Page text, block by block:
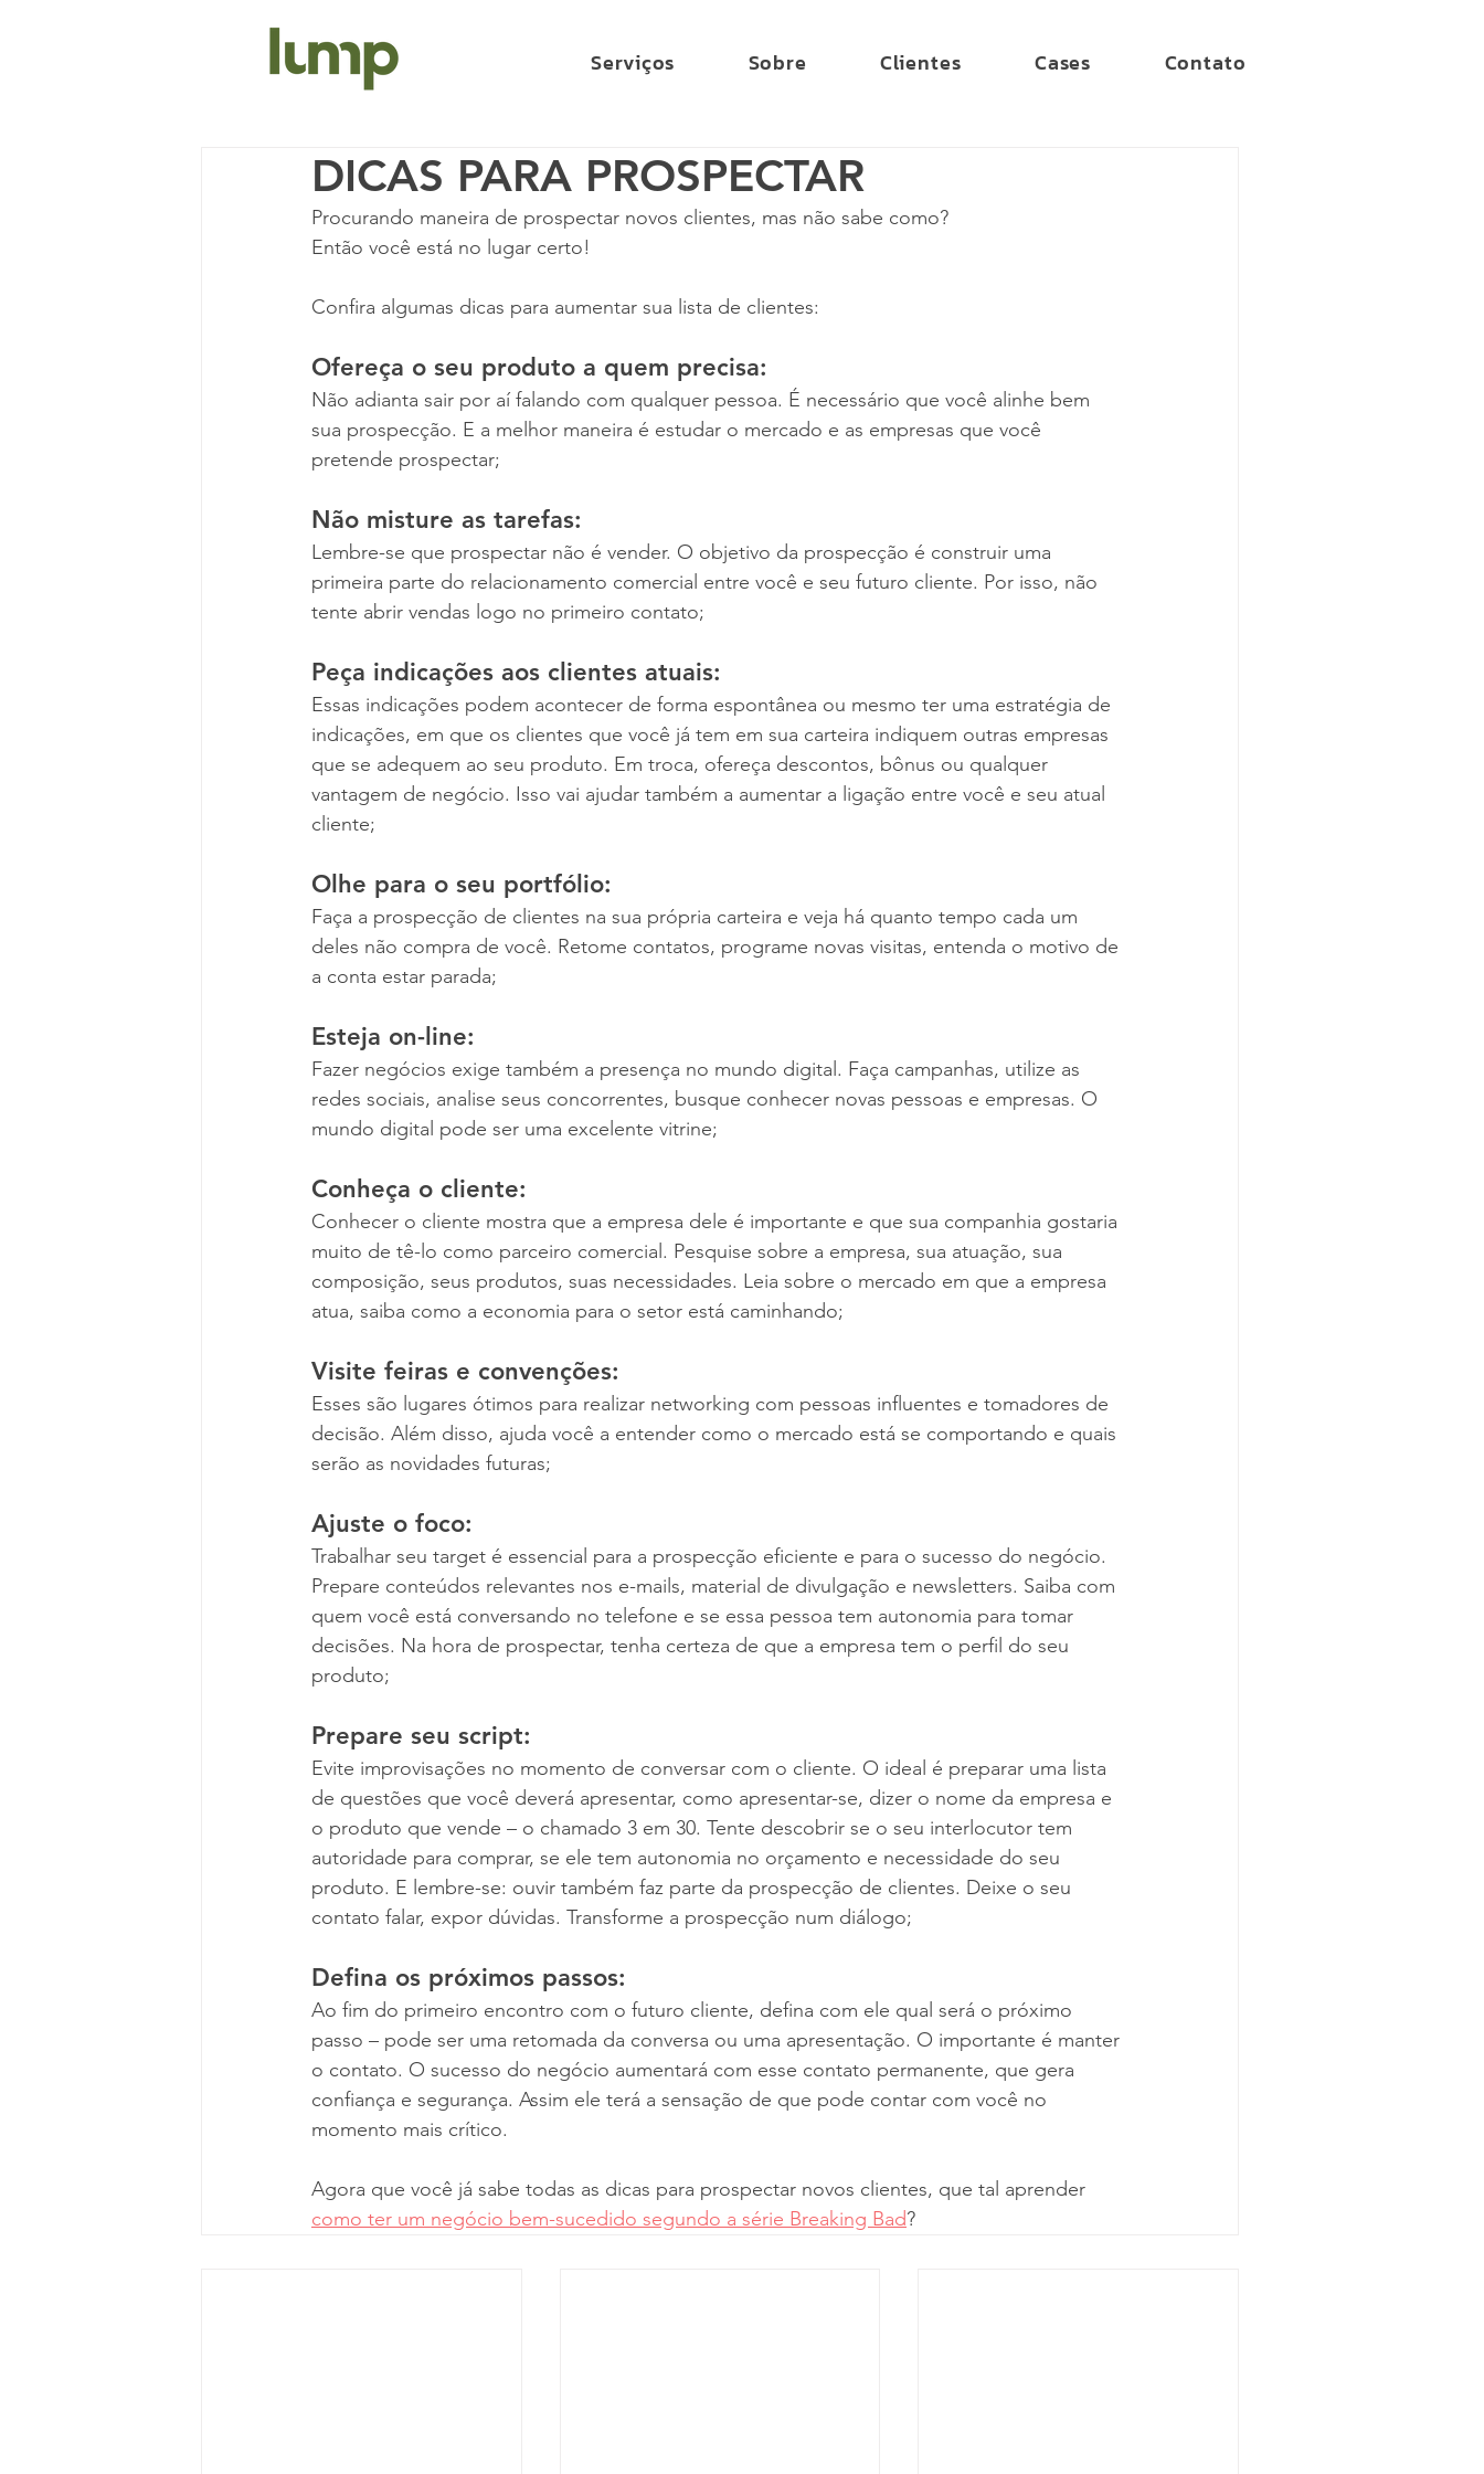
Serviços Sobre Clientes Cases Contato
DICAS PARA PROSPECTAR
Procurando maneira de prospectar novos clientes, mas não sabe como?
Então você está no lugar certo!
Confira algumas dicas para aumentar sua lista de clientes:
Ofereça o seu produto a quem precisa:
Não adianta sair por aí falando com qualquer pessoa. É necessário que você alinhe bem
sua prospecção. E a melhor maneira é estudar o mercado e as empresas que você
pretende prospectar;
Não misture as tarefas:
Lembre-se que prospectar não é vender. O objetivo da prospecção é construir uma
primeira parte do relacionamento comercial entre você e seu futuro cliente. Por isso, não
tente abrir vendas logo no primeiro contato;
Peça indicações aos clientes atuais:
Essas indicações podem acontecer de forma espontânea ou mesmo ter uma estratégia de
indicações, em que os clientes que você já tem em sua carteira indiquem outras empresas
que se adequem ao seu produto. Em troca, ofereça descontos, bônus ou qualquer
vantagem de negócio. Isso vai ajudar também a aumentar a ligação entre você e seu atual
cliente;
Olhe para o seu portfólio:
Faça a prospecção de clientes na sua própria carteira e veja há quanto tempo cada um
deles não compra de você. Retome contatos, programe novas visitas, entenda o motivo de
a conta estar parada;
Esteja on-line:
Fazer negócios exige também a presença no mundo digital. Faça campanhas, utilize as
redes sociais, analise seus concorrentes, busque conhecer novas pessoas e empresas. O
mundo digital pode ser uma excelente vitrine;
Conheça o cliente:
Conhecer o cliente mostra que a empresa dele é importante e que sua companhia gostaria
muito de tê-lo como parceiro comercial. Pesquise sobre a empresa, sua atuação, sua
composição, seus produtos, suas necessidades. Leia sobre o mercado em que a empresa
atua, saiba como a economia para o setor está caminhando;
Visite feiras e convenções:
Esses são lugares ótimos para realizar networking com pessoas influentes e tomadores de
decisão. Além disso, ajuda você a entender como o mercado está se comportando e quais
serão as novidades futuras;
Ajuste o foco:
Trabalhar seu target é essencial para a prospecção eficiente e para o sucesso do negócio.
Prepare conteúdos relevantes nos e-mails, material de divulgação e newsletters. Saiba com
quem você está conversando no telefone e se essa pessoa tem autonomia para tomar
decisões. Na hora de prospectar, tenha certeza de que a empresa tem o perfil do seu
produto;
Prepare seu script:
Evite improvisações no momento de conversar com o cliente. O ideal é preparar uma lista
de questões que você deverá apresentar, como apresentar-se, dizer o nome da empresa e
o produto que vende – o chamado 3 em 30. Tente descobrir se o seu interlocutor tem
autoridade para comprar, se ele tem autonomia no orçamento e necessidade do seu
produto. E lembre-se: ouvir também faz parte da prospecção de clientes. Deixe o seu
contato falar, expor dúvidas. Transforme a prospecção num diálogo;
Defina os próximos passos:
Ao fim do primeiro encontro com o futuro cliente, defina com ele qual será o próximo
passo – pode ser uma retomada da conversa ou uma apresentação. O importante é manter
o contato. O sucesso do negócio aumentará com esse contato permanente, que gera
confiança e segurança. Assim ele terá a sensação de que pode contar com você no
momento mais crítico.
Agora que você já sabe todas as dicas para prospectar novos clientes, que tal aprender
como ter um negócio bem-sucedido segundo a série Breaking Bad?